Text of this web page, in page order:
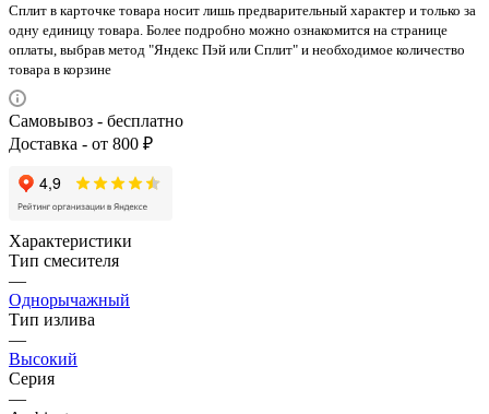
Сплит в карточке товара носит лишь предварительный характер и только за
одну единицу товара. Более подробно можно ознакомится на странице
оплаты, выбрав метод "Яндекс Пэй или Сплит" и необходимое количество
товара в корзине
Самовывоз - бесплатно
Доставка - от 800 ₽
Характеристики
Тип смесителя
—
Однорычажный
Тип излива
—
Высокий
Серия
—